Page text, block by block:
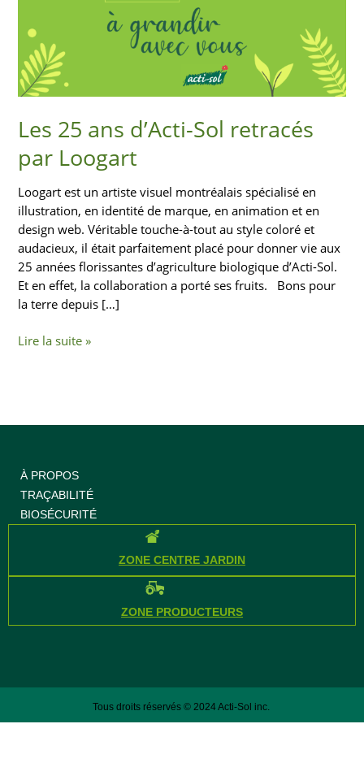
Les 25 ans d’Acti-Sol retracés
par Loogart
Loogart est un artiste visuel montréalais spécialisé en
illustration, en identité de marque, en animation et en
design web. Véritable touche-à-tout au style coloré et
audacieux, il était parfaitement placé pour donner vie aux
25 années florissantes d’agriculture biologique d’Acti-Sol.
Et en effet, la collaboration a porté ses fruits. Bons pour
la terre depuis […]
Sol
retracés
par
Loogart
Lire la suite »
À PROPOS
TRAÇABILITÉ
BIOSÉCURITÉ
ZONE CENTRE JARDIN
ZONE PRODUCTEURS
Tous droits réservés © 2024 Acti-Sol inc.